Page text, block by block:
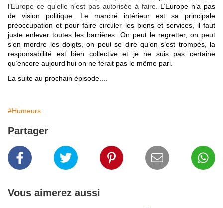
l’Europe ce qu'elle n'est pas autorisée à faire. L’Europe n’a pas
de vision politique. Le marché intérieur est sa principale
préoccupation et pour faire circuler les biens et services, il faut
juste enlever toutes les barrières. On peut le regretter, on peut
s’en mordre les doigts, on peut se dire qu’on s’est trompés, la
responsabilité est bien collective et je ne suis pas certaine
qu’encore aujourd’hui on ne ferait pas le même pari.
La suite au prochain épisode....
#Humeurs
Partager
Vous aimerez aussi